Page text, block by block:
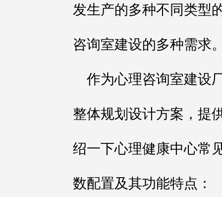
发生产的多种不同类型
咨询室建设的多种需求
作为心理咨询室建设
整体规划设计方案，提
绍一下心理健康中心常
数配置及其功能特点：